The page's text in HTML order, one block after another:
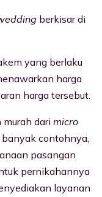
berkisar di
yang berlaku
harga
harga tersebut.
dari micro
contohnya,
pasangan
pernikahannya
layanan